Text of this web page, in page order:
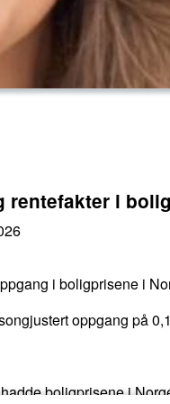
rentefakter i
i boligprisene i
oppgang på
boligprisene i